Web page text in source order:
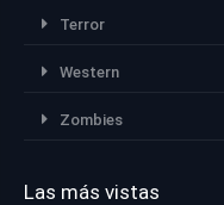
Terror
Western
Zombies
Las más vistas